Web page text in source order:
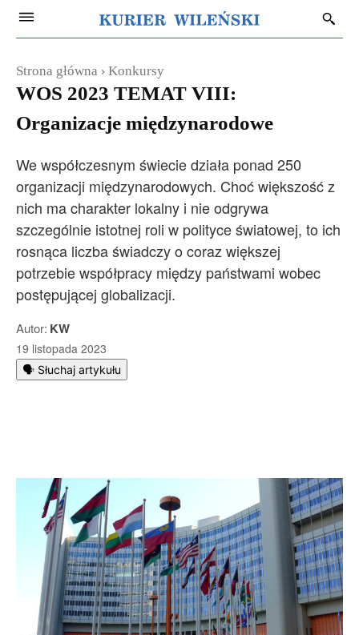
Strona główna Konkursy
WOS 2023 TEMAT VIII:
Organizacje międzynarodowe
We współczesnym świecie działa ponad 250
organizacji międzynarodowych. Choć większość z
nich ma charakter lokalny i nie odgrywa
szczególnie istotnej roli w polityce światowej, to ich
rosnąca liczba świadczy o coraz większej
potrzebie współpracy między państwami wobec
postępującej globalizacji.
Autor: KW
19 listopada 2023
🗣️ Słuchaj artykułu